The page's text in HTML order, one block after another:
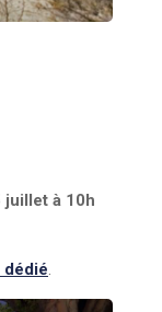
juillet à 10h
.